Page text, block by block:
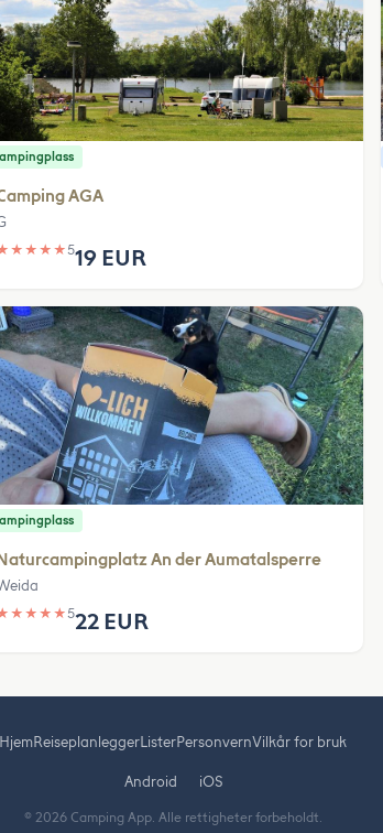
AGA
★ ★ ★ ★519 EUR
An der Aumatalsperre
★ ★ ★ ★522 EUR
HjemReiseplanleggerListerPersonvernVilkår for bruk
Android iOS
© 2026 Camping App. Alle rettigheter forbeholdt.